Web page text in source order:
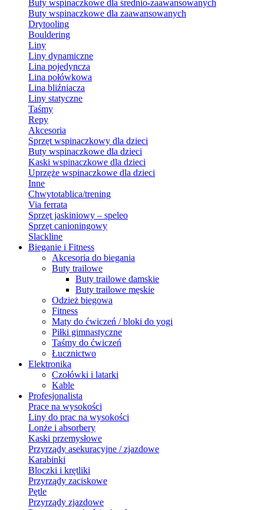
Buty wspinaczkowe dla średnio-zaawansowanych
Buty wspinaczkowe dla zaawansowanych
Drytooling
Bouldering
Liny
Liny dynamiczne
Lina pojedyncza
Lina połówkowa
Lina bliźniacza
Liny statyczne
Taśmy
Repy
Akcesoria
Sprzęt wspinaczkowy dla dzieci
Buty wspinaczkowe dla dzieci
Kaski wspinaczkowe dla dzieci
Uprzęże wspinaczkowe dla dzieci
Inne
Chwytotablica/trening
Via ferrata
Sprzęt jaskiniowy – speleo
Sprzęt canioningowy
Slackline
Bieganie i Fitness
Akcesoria do biegania
Buty trailowe
Buty trailowe damskie
Buty trailowe męskie
Odzież biegowa
Fitness
Maty do ćwiczeń / bloki do yogi
Piłki gimnastyczne
Taśmy do ćwiczeń
Łucznictwo
Elektronika
Czołówki i latarki
Kable
Profesjonalista
Prace na wysokości
Liny do prac na wysokości
Lonże i absorbery
Kaski przemysłowe
Przyrządy asekuracyjne / zjazdowe
Karabinki
Bloczki i krętliki
Przyrządy zaciskowe
Pętle
Przyrządy zjazdowe